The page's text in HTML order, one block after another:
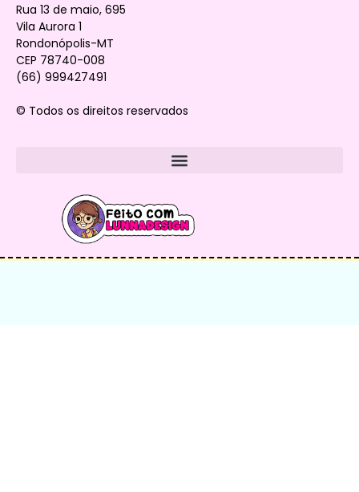
Rua 13 de maio, 695
Vila Aurora 1
Rondonópolis-MT
CEP 78740-008
(66) 999427491
© Todos os direitos reservados